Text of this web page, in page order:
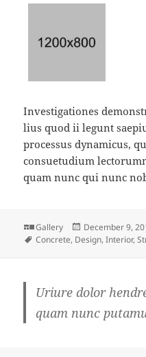
Investigationes
lius quod ii legunt
processus dynamicus,
consuetudium
quam nunc qui nunc
Format
Gallery
Posted
on
December 9,
Tags
Concrete, Design,Interior,
Uriure dolor
quam nunc